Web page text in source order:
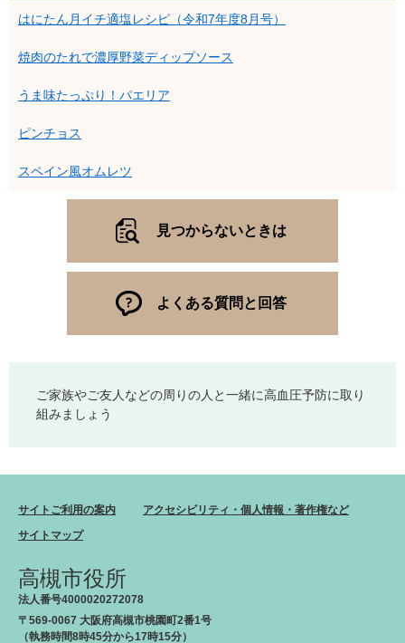
はにたん月イチ適塩レシピ（令和7年度8月号）
焼肉のたれで濃厚野菜ディップソース
うま味たっぷり！パエリア
ピンチョス
スペイン風オムレツ
見つからないときは
よくある質問と回答
ご家族やご友人などの周りの人と一緒に高血圧予防に取り
組みましょう
サイトご利用の案内
アクセシビリティ・個人情報・著作権など
サイトマップ
高槻市役所
法人番号4000020272078
〒569-0067 大阪府高槻市桃園町2番1号
（執務時間8時45分から17時15分）